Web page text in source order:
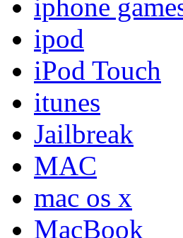
iphone
ipod
iPod Touch
itunes
Jailbreak
MAC
mac os x
MacBook